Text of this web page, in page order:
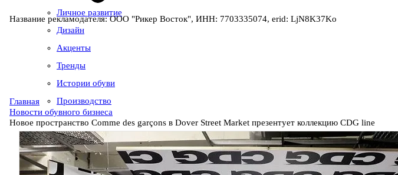
Личное развитие
Дизайн
Акценты
Тренды
Истории обуви
Производство
Название рекламодателя: ООО "Рикер Восток", ИНН: 7703335074, erid: LjN8K37Ko
Главная
Новости обувного бизнеса
Новое пространство Comme des garçons в Dover Street Market презентует коллекцию CDG line